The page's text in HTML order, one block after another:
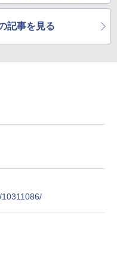
記事を見る